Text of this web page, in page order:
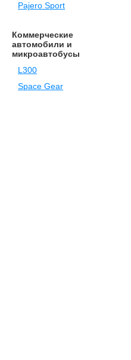
Pajero Sport
Коммерческие
автомобили и
микроавтобусы
L300
Space Gear